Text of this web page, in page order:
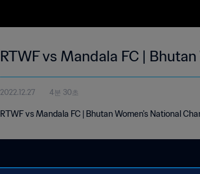
RTWF vs Mandala FC |
2022.12.27 4분 30초
RTWF vs Mandala FC | Bhutan Women's National